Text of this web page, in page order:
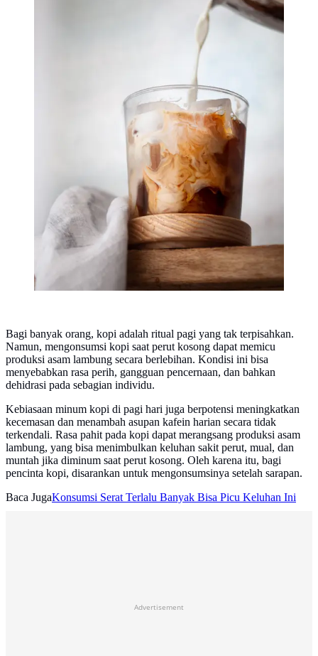
Bagi banyak orang, kopi adalah ritual pagi yang tak terpisahkan.
Namun, mengonsumsi kopi saat perut kosong dapat memicu
produksi asam lambung secara berlebihan. Kondisi ini bisa
menyebabkan rasa perih, gangguan pencernaan, dan bahkan
dehidrasi pada sebagian individu.
Kebiasaan minum kopi di pagi hari juga berpotensi meningkatkan
kecemasan dan menambah asupan kafein harian secara tidak
terkendali. Rasa pahit pada kopi dapat merangsang produksi asam
lambung, yang bisa menimbulkan keluhan sakit perut, mual, dan
muntah jika diminum saat perut kosong. Oleh karena itu, bagi
pencinta kopi, disarankan untuk mengonsumsinya setelah sarapan.
Baca JugaKonsumsi Serat Terlalu Banyak Bisa Picu Keluhan Ini
Advertisement